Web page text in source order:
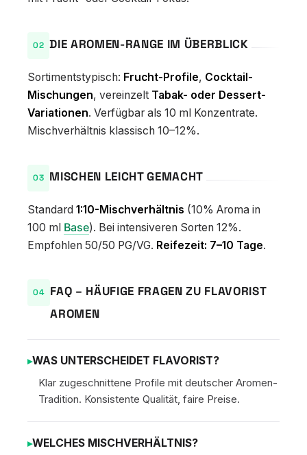
DIE AROMEN-RANGE IM ÜBERBLICK
Sortimentstypisch: Frucht-Profile, Cocktail-
Mischungen, vereinzelt Tabak- oder Dessert-
Variationen. Verfügbar als 10 ml Konzentrate.
Mischverhältnis klassisch 10–12%.
MISCHEN LEICHT GEMACHT
Standard 1:10-Mischverhältnis (10% Aroma in
100 ml Base). Bei intensiveren Sorten 12%.
Empfohlen 50/50 PG/VG. Reifezeit: 7–10 Tage.
FAQ – HÄUFIGE FRAGEN ZU FLAVORIST
AROMEN
WAS UNTERSCHEIDET FLAVORIST?
Klar zugeschnittene Profile mit deutscher Aromen-
Tradition. Konsistente Qualität, faire Preise.
WELCHES MISCHVERHÄLTNIS?